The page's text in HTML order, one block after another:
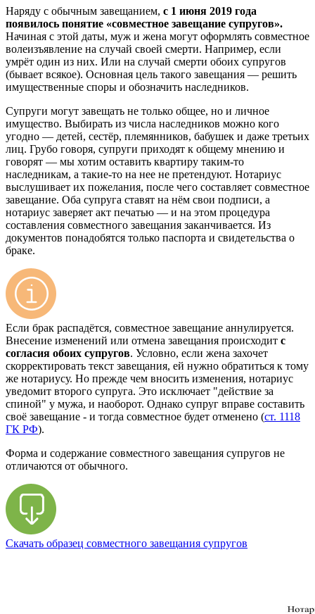
Наряду с обычным завещанием, с 1 июня 2019 года
появилось понятие «совместное завещание супругов».
Начиная с этой даты, муж и жена могут оформлять совместное
волеизъявление на случай своей смерти. Например, если
умрёт один из них. Или на случай смерти обоих супругов
(бывает всякое). Основная цель такого завещания — решить
имущественные споры и обозначить наследников.
Супруги могут завещать не только общее, но и личное
имущество. Выбирать из числа наследников можно кого
угодно — детей, сестёр, племянников, бабушек и даже третьих
лиц. Грубо говоря, супруги приходят к общему мнению и
говорят — мы хотим оставить квартиру таким-то
наследникам, а такие-то на нее не претендуют. Нотариус
выслушивает их пожелания, после чего составляет совместное
завещание. Оба супруга ставят на нём свои подписи, а
нотариус заверяет акт печатью — и на этом процедура
составления совместного завещания заканчивается. Из
документов понадобятся только паспорта и свидетельства о
браке.
Если брак распадётся, совместное завещание аннулируется.
Внесение изменений или отмена завещания происходит с
согласия обоих супругов. Условно, если жена захочет
скорректировать текст завещания, ей нужно обратиться к тому
же нотариусу. Но прежде чем вносить изменения, нотариус
уведомит второго супруга. Это исключает "действие за
спиной" у мужа, и наоборот. Однако супруг вправе составить
своё завещание - и тогда совместное будет отменено (ст. 1118
ГК РФ).
Форма и содержание совместного завещания супругов не
отличаются от обычного.
Скачать образец совместного завещания супругов